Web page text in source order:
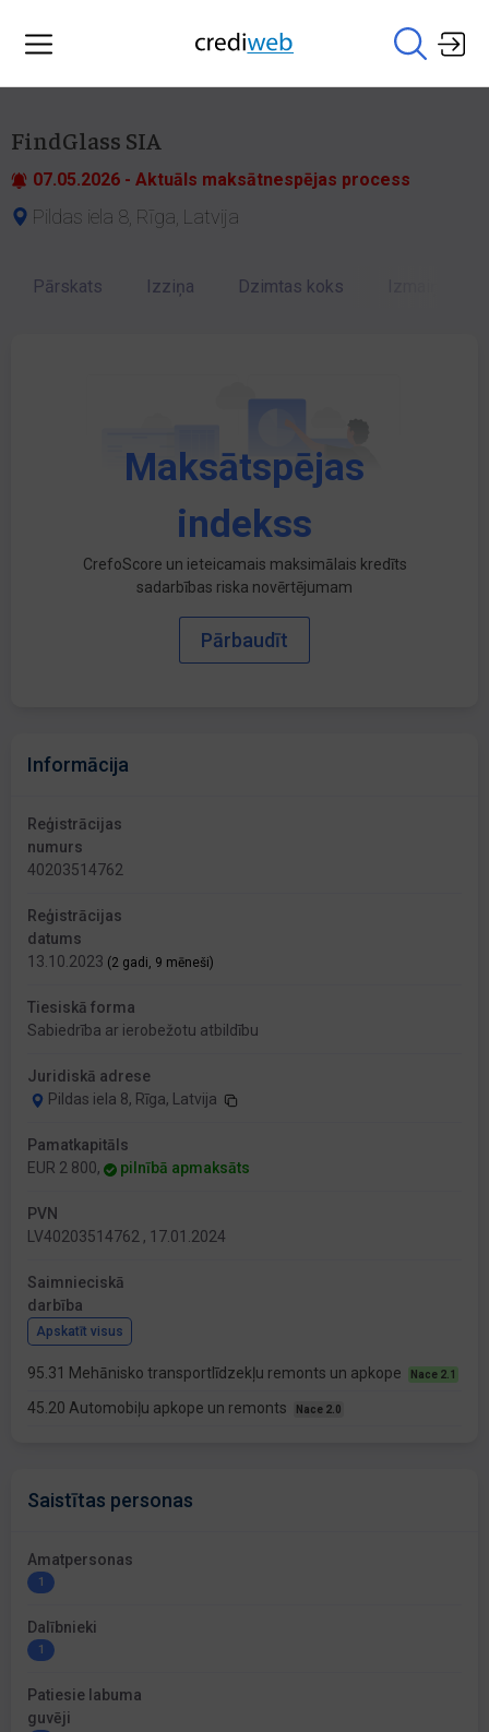
FindGlass SIA
07.05.2026 - Aktuāls maksātnespējas process
Pildas iela 8, Rīga, Latvija
Pārskats Izziņa Dzimtas koks
Maksātspējas
indekss
CrefoScore un ieteicamais maksimālais kredīts
sadarbības riska novērtējumam
Pārbaudīt
Informācija
Reģistrācijas
numurs
40203514762
Reģistrācijas
datums
13.10.2023 (2 gadi, 9 mēneši)
Tiesiskā forma
Sabiedrība ar ierobežotu atbildību
Juridiskā adrese
Pildas iela 8, Rīga, Latvija
Pamatkapitāls
EUR 2 800,
pilnībā apmaksāts
PVN
LV40203514762 , 17.01.2024
Saimnieciskā
darbība
Apskatīt visus
95.31 Mehānisko transportlīdzekļu remonts un apkope Nace 2.1
45.20 Automobiļu apkope un remonts Nace 2.0
Saistītas personas
Amatpersonas
1
Dalībnieki
1
Patiesie labuma
guvēji